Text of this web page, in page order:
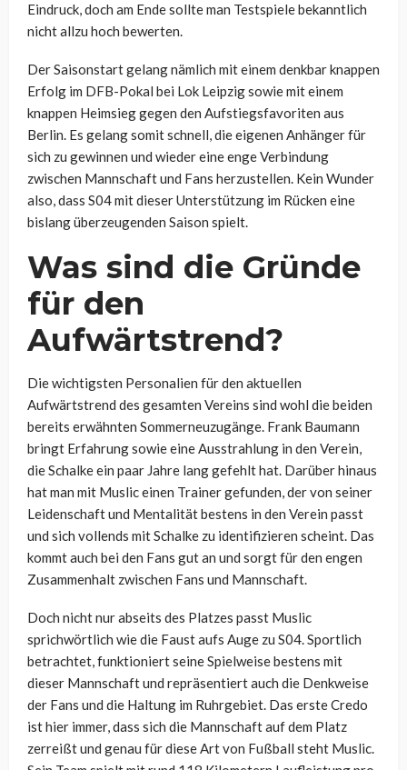
Eindruck, doch am Ende sollte man Testspiele bekanntlich
nicht allzu hoch bewerten.
Der Saisonstart gelang nämlich mit einem denkbar knappen
Erfolg im DFB-Pokal bei Lok Leipzig sowie mit einem
knappen Heimsieg gegen den Aufstiegsfavoriten aus
Berlin. Es gelang somit schnell, die eigenen Anhänger für
sich zu gewinnen und wieder eine enge Verbindung
zwischen Mannschaft und Fans herzustellen. Kein Wunder
also, dass S04 mit dieser Unterstützung im Rücken eine
bislang überzeugenden Saison spielt.
Was sind die Gründe
für den
Aufwärtstrend?
Die wichtigsten Personalien für den aktuellen
Aufwärtstrend des gesamten Vereins sind wohl die beiden
bereits erwähnten Sommerneuzugänge. Frank Baumann
bringt Erfahrung sowie eine Ausstrahlung in den Verein,
die Schalke ein paar Jahre lang gefehlt hat. Darüber hinaus
hat man mit Muslic einen Trainer gefunden, der von seiner
Leidenschaft und Mentalität bestens in den Verein passt
und sich vollends mit Schalke zu identifizieren scheint. Das
kommt auch bei den Fans gut an und sorgt für den engen
Zusammenhalt zwischen Fans und Mannschaft.
Doch nicht nur abseits des Platzes passt Muslic
sprichwörtlich wie die Faust aufs Auge zu S04. Sportlich
betrachtet, funktioniert seine Spielweise bestens mit
dieser Mannschaft und repräsentiert auch die Denkweise
der Fans und die Haltung im Ruhrgebiet. Das erste Credo
ist hier immer, dass sich die Mannschaft auf dem Platz
zerreißt und genau für diese Art von Fußball steht Muslic.